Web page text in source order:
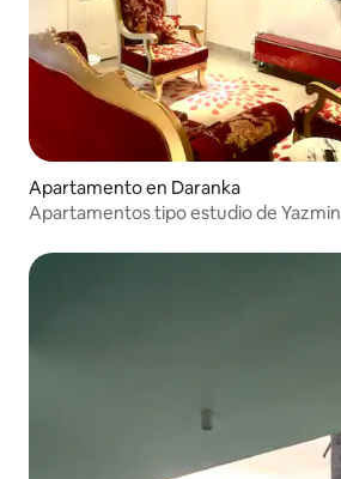
Apartamento en Daranka
Apartamentos tipo estudio de Yazmin